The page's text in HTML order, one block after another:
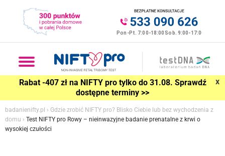
Rabat -407 zł na NIFTY pro tylko do 31.08. Sprawdź
dostępne terminy >>
x
badanienifty.pl › Gdzie zrobić NIFTY pro? Blisko Ciebie lub bez wychodzenia z
domu › Test NIFTY pro Rowy – nieinwazyjne badanie prenatalne z krwi o
wysokiej czułości